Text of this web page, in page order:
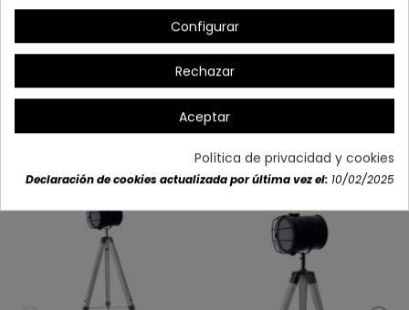
(ARTÍCULO EXCLUSIVO WEB)
Detalles del producto
También podría interesarle
Configurar
Rechazar
Aceptar
Política de privacidad y cookies
Declaración de cookies actualizada por última vez el: 10/02/2025